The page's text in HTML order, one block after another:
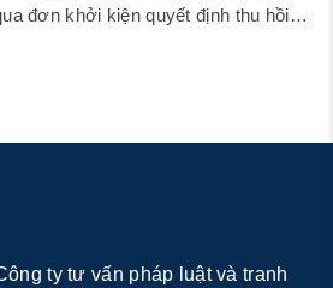
đơn khởi kiện quyết định thu hồi
khởi kiện quyết định thu hồi đất...
ty tư vấn pháp luật và tranh